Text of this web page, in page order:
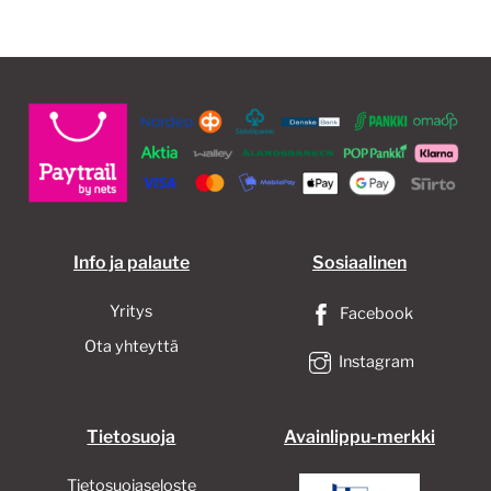
Voit
valinnat
tuotteen
sivulla.
Info ja palaute
Yritys
Ota yhteyttä
Sosiaalinen
Facebook
Instagram
Tietosuoja
Tietosuojaseloste
Avainlippu-merkki